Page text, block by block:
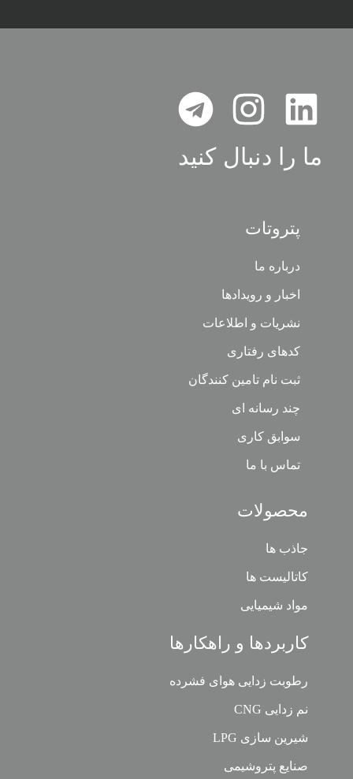
ما را دنبال کنید
پتروتات
درباره ما
اخبار و رویدادها
نشریات و اطلاعات
کدهای رفتاری
ثبت نام تامین کنندگان
چند رسانه ای
سوابق کاری
تماس با ما
محصولات
جاذب ها
کاتالیست ها
مواد شیمیایی
کاربردها و راهکارها
رطوبت زدایی هوای فشرده
نم زدایی CNG
شیرین سازی LPG
صنایع پتروشیمی